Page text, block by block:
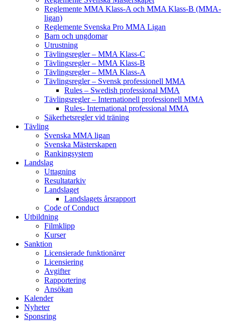
Reglemente MMA Klass-A och MMA Klass-B (MMA-
ligan)
Reglemente Svenska Pro MMA Ligan
Barn och ungdomar
Utrustning
Tävlingsregler – MMA Klass-C
Tävlingsregler – MMA Klass-B
Tävlingsregler – MMA Klass-A
Tävlingsregler – Svensk professionell MMA
Rules – Swedish professional MMA
Tävlingsregler – Internationell professionell MMA
Rules- International professional MMA
Säkerhetsregler vid träning
Tävling
Svenska MMA ligan
Svenska Mästerskapen
Rankingsystem
Landslag
Uttagning
Resultatarkiv
Landslaget
Landslagets årsrapport
Code of Conduct
Utbildning
Filmklipp
Kurser
Sanktion
Licensierade funktionärer
Licensiering
Avgifter
Rapportering
Ansökan
Kalender
Nyheter
Sponsring